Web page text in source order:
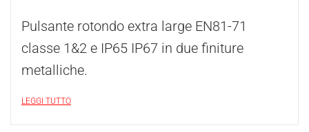
Pulsante rotondo extra large EN81-71
classe 1&2 e IP65 IP67 in due finiture
metalliche.
LEGGI TUTTO